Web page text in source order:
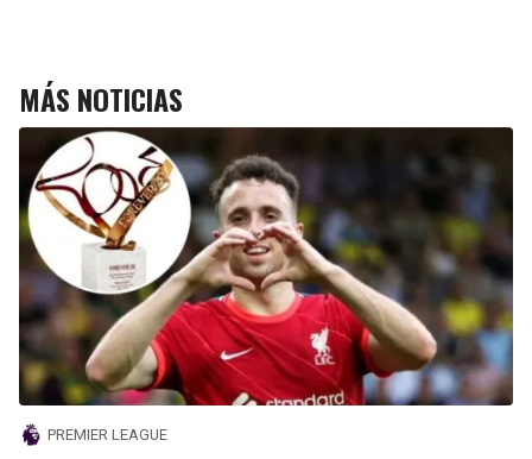
MÁS NOTICIAS
PREMIER LEAGUE